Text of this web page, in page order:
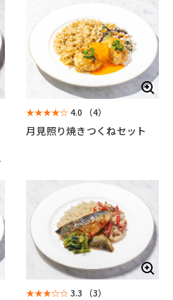
★★★★☆4.0 （4）
月見照り焼きつくねセット
★★★☆☆3.3 （3）